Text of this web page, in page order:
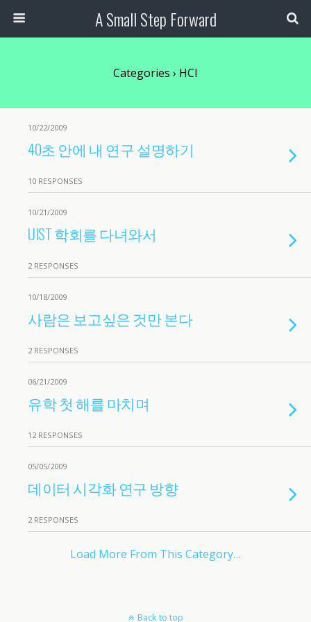
A Small Step Forward
Categories › HCI
10/22/2009
40초 안에 내 연구 설명하기
10 RESPONSES
10/21/2009
UIST 학회를 다녀와서
2 RESPONSES
10/18/2009
사람은 보고싶은 것만 본다
2 RESPONSES
06/21/2009
유학 첫 해를 마치며
12 RESPONSES
05/05/2009
데이터 시각화 연구 방향
2 RESPONSES
Load More From This Category…
Back to top